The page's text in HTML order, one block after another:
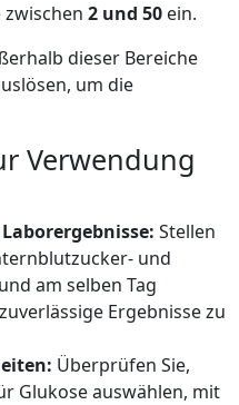
zwischen 2 und 50 ein.
dieser Bereiche
um die
Verwendung
Stellen
und
am selben Tag
Ergebnisse zu
Überprüfen Sie,
Glukose auswählen, mit